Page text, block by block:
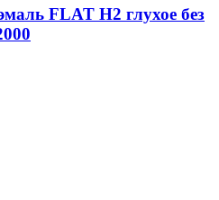
FLAT H2 глухое без